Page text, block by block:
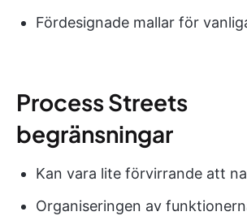
Fördesignade mallar för
Process Streets
begränsningar
Kan vara lite förvirrande att
Organiseringen av